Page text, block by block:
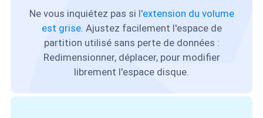
Ne vous inquiétez pas si l'extension du volume
est grise. Ajustez facilement l'espace de
partition utilisé sans perte de données :
Redimensionner, déplacer, pour modifier
librement l'espace disque.